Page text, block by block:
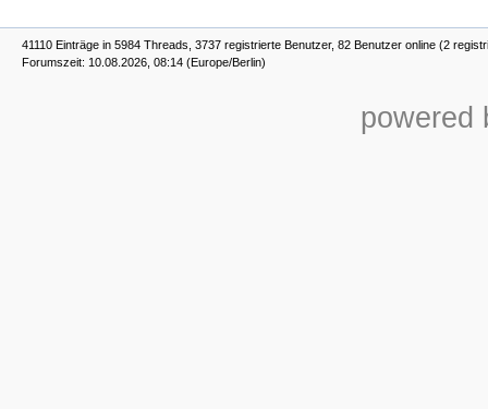
41110 Einträge in 5984 Threads, 3737 registrierte Benutzer, 82 Benutzer online (2
Forumszeit: 10.08.2026, 08:14 (Europe/Berlin)
powered